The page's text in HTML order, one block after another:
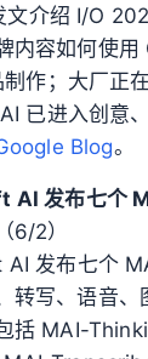
介绍 I/O
内容如何使
作；大厂正
已进入创意
Blog。
AI 发布七个
6/2）
发布七个
转写、语音
括 MAI-